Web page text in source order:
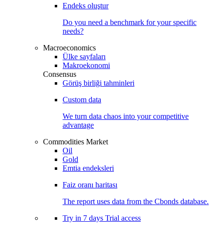
Endeks oluştur
Do you need a benchmark for your specific
needs?
Macroeconomics
Ülke sayfaları
Makroekonomi
Consensus
Görüş birliği tahminleri
Custom data
We turn data chaos into your competitive
advantage
Commodities Market
Oil
Gold
Emtia endeksleri
Faiz oranı haritası
The report uses data from the Cbonds database.
Try in 7 days Trial access